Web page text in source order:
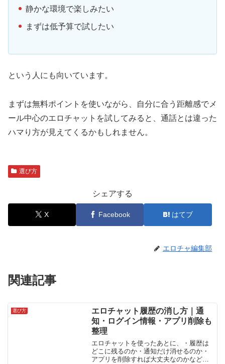
静かな環境で楽しみたい
まずは低予算で試したい
という人にも向いています。
まずは無料ポイントを使いながら、自分に合う距離感でメ
ール中心のエロチャットを試してみると、通話とは違った
ハマり方が見えてくるかもしれません。
選び方
シェアする
X Facebook はてブ
エロチャ編集部
関連記事
選び方
エロチャット履歴の消し方｜通
知・ログイン情報・アプリ削除も
整理
エロチャットを使ったあとに、・履歴は
どこに残るのか・通知だけ消せるのか・
アプリを削除すれば大丈夫なのかなど、